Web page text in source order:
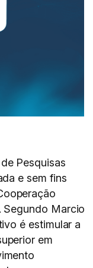
Pesquisas
e sem fins
Marcio
é estimular a
em